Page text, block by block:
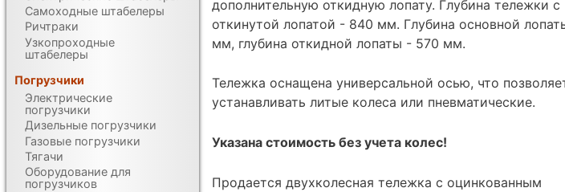
дополнительную откидную лопату. Глубина тележки с
откинутой лопатой - 840 мм. Глубина основной
мм, глубина откидной лопаты - 570 мм.
Тележка оснащена универсальной осью, что
устанавливать литые колеса или пневматические.
Указана стоимость без учета колес!
Продается двухколесная тележка с оцинкованным
Самоходные штабелеры
Ричтраки
Узкопроходные
штабелеры
Погрузчики
Электрические
погрузчики
Дизельные погрузчики
Газовые погрузчики
Тягачи
Оборудование для
погрузчиков